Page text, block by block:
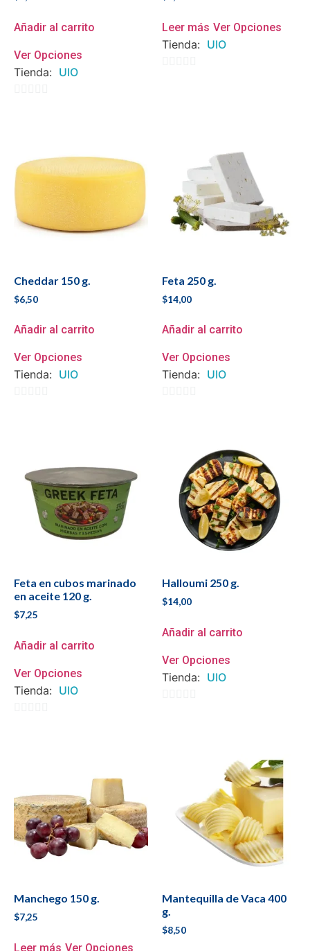
Añadir al carrito
Ver Opciones
Tienda: UIO
Leer más Ver Opciones
Tienda: UIO
Cheddar 150 g.
$6,50
Añadir al carrito
Ver Opciones
Tienda: UIO
Feta 250 g.
$14,00
Añadir al carrito
Ver Opciones
Tienda: UIO
Feta en cubos marinado
en aceite 120 g.
$7,25
Añadir al carrito
Ver Opciones
Tienda: UIO
Halloumi 250 g.
$14,00
Añadir al carrito
Ver Opciones
Tienda: UIO
Manchego 150 g.
$7,25
Leer más Ver Opciones
Mantequilla de Vaca 400
g.
$8,50